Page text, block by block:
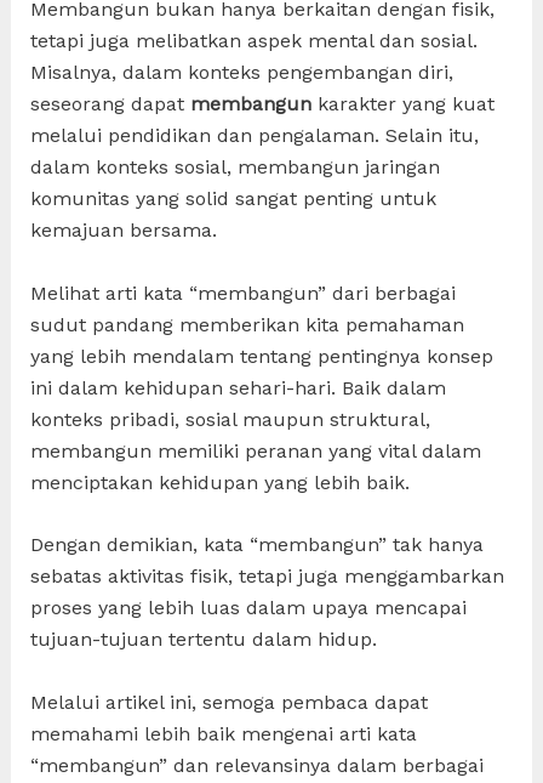
Membangun bukan hanya berkaitan dengan fisik,
tetapi juga melibatkan aspek mental dan sosial.
Misalnya, dalam konteks pengembangan diri,
seseorang dapat membangunkarakter yang kuat
melalui pendidikan dan pengalaman. Selain itu,
dalam konteks sosial, membangun jaringan
komunitas yang solid sangat penting untuk
kemajuan bersama.
Melihat arti kata “membangun” dari berbagai
sudut pandang memberikan kita pemahaman
yang lebih mendalam tentang pentingnya konsep
ini dalam kehidupan sehari-hari. Baik dalam
konteks pribadi, sosial maupun struktural,
membangun memiliki peranan yang vital dalam
menciptakan kehidupan yang lebih baik.
Dengan demikian, kata “membangun” tak hanya
sebatas aktivitas fisik, tetapi juga menggambarkan
proses yang lebih luas dalam upaya mencapai
tujuan-tujuan tertentu dalam hidup.
Melalui artikel ini, semoga pembaca dapat
memahami lebih baik mengenai arti kata
“membangun” dan relevansinya dalam berbagai